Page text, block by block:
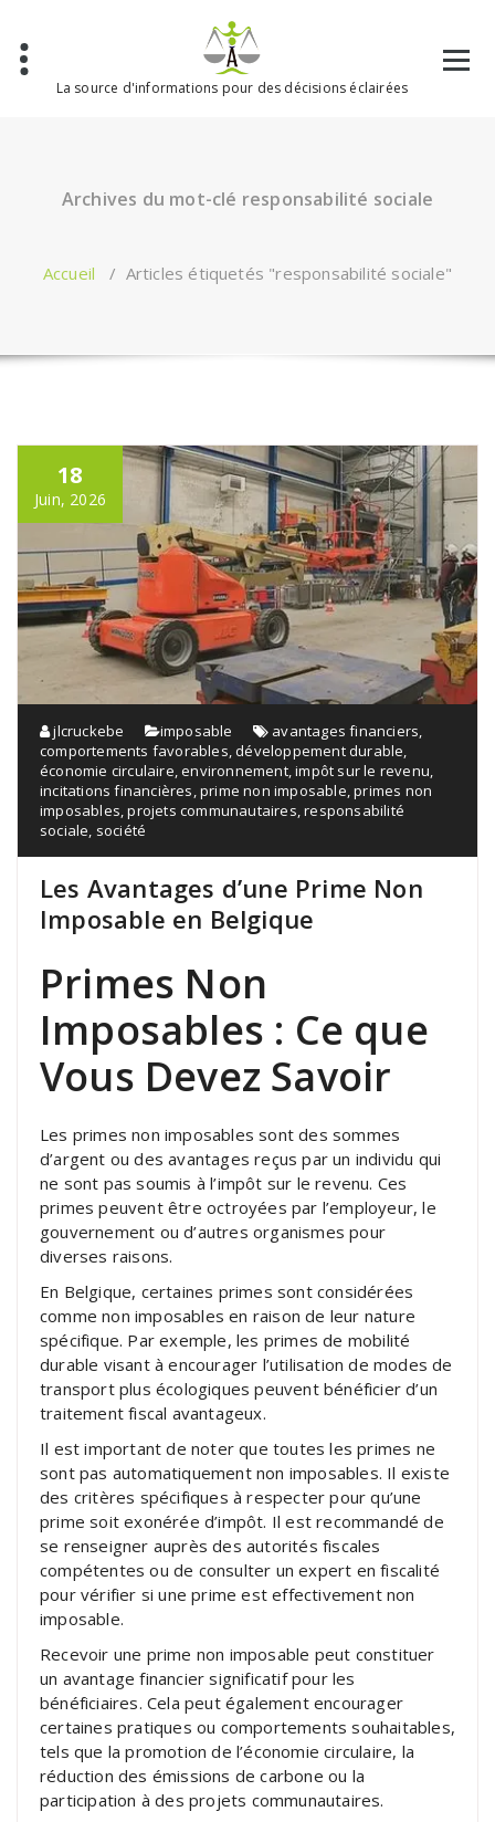
contenu
La source d'informations pour des décisions éclairées
Archives du mot-clé responsabilité sociale
Accueil / Articles étiquetés "responsabilité sociale"
18
Juin, 2026
jlcruckebe imposable avantages financiers
comportements favorables ,développement durable
économie circulaire ,environnement,impôt sur le revenu
incitations financières ,prime non imposable ,primes non
imposables ,projets communautaires ,responsabilité
sociale société
Les Avantages d’une Prime Non
Imposable en Belgique
Primes Non
Imposables : Ce que
Vous Devez Savoir
Les primes non imposables sont des sommes
d’argent ou des avantages reçus par un individu qui
ne sont pas soumis à l’impôt sur le revenu. Ces
primes peuvent être octroyées par l’employeur, le
gouvernement ou d’autres organismes pour
diverses raisons.
En Belgique, certaines primes sont considérées
comme non imposables en raison de leur nature
spécifique. Par exemple, les primes de mobilité
durable visant à encourager l’utilisation de modes de
transport plus écologiques peuvent bénéficier d’un
traitement fiscal avantageux.
Il est important de noter que toutes les primes ne
sont pas automatiquement non imposables. Il existe
des critères spécifiques à respecter pour qu’une
prime soit exonérée d’impôt. Il est recommandé de
se renseigner auprès des autorités fiscales
compétentes ou de consulter un expert en fiscalité
pour vérifier si une prime est effectivement non
imposable.
Recevoir une prime non imposable peut constituer
un avantage financier significatif pour les
bénéficiaires. Cela peut également encourager
certaines pratiques ou comportements souhaitables,
tels que la promotion de l’économie circulaire, la
réduction des émissions de carbone ou la
participation à des projets communautaires.